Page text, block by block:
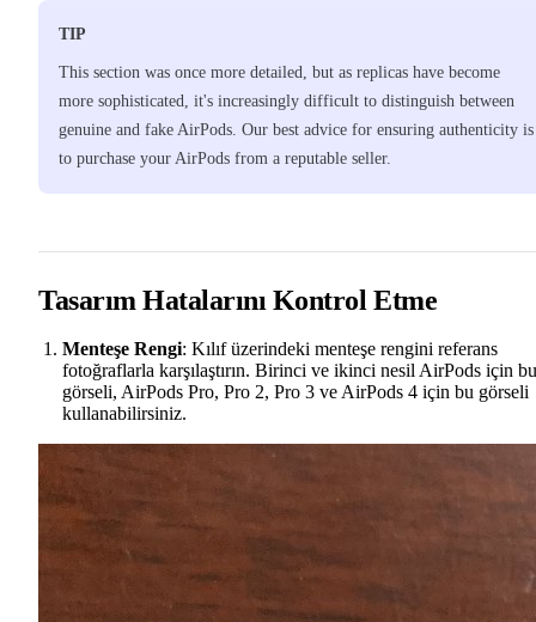
TIP
This section was once more detailed, but as replicas have become
more sophisticated, it's increasingly difficult to distinguish between
genuine and fake AirPods. Our best advice for ensuring authenticity is
to purchase your AirPods from a reputable seller.
Tasarım Hatalarını Kontrol Etme
Menteşe Rengi: Kılıf üzerindeki menteşe rengini referans
fotoğraflarla karşılaştırın. Birinci ve ikinci nesil AirPods için bu
görseli, AirPods Pro, Pro 2, Pro 3 ve AirPods 4 için bu görseli
kullanabilirsiniz.